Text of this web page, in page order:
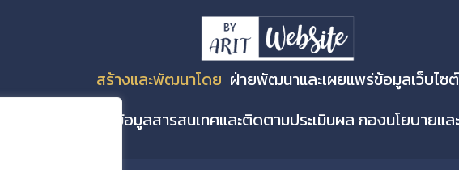
สร้างและพัฒนาโดย ฝ่ายพัฒนาและเผยแพร่ข้อมูลเว็บไซต์
และฝ่ายข้อมูลสารสนเทศและติดตามประเมินผล กองนโยบายแ